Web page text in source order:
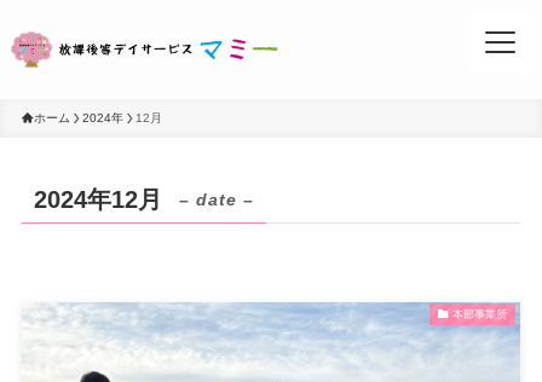
ホーム 2024年 12月
2024年12月 – date –
本部事業所
事業所案内